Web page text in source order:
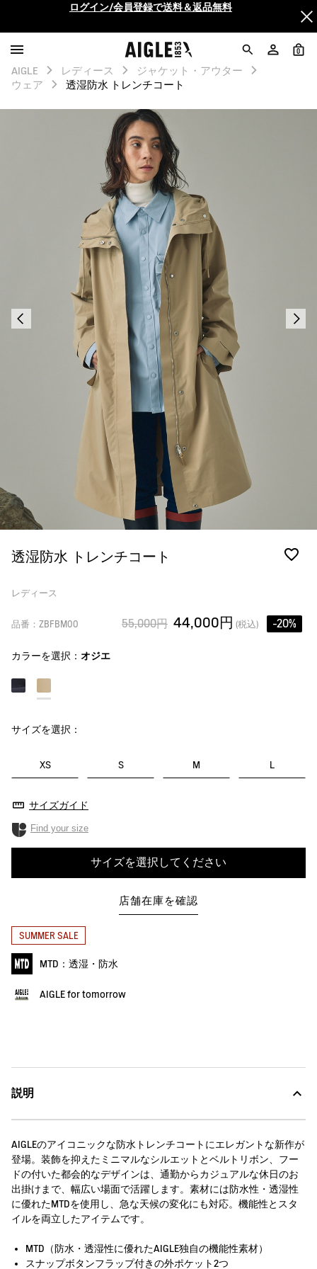
AIGLE CLUB ポイントサービス終了のお知らせ
【最大50%OFF】FINAL SALEがスタート！
ログイン/会員登録で送料＆返品無料
AIGLE CLUB ポイントサービス終了のお知らせ
0
AIGLE レディース
ジャケット・アウター
ウェア
透湿防水 トレンチコート
透湿防水 トレンチコート
レディース
品番：ZBFBM00 55,000円 44,000円 (税込) -20%
カラーを選択： オジエ
サイズを選択：
XS S M L
サイズガイド
Find your size
サイズを選択してください
店舗在庫を確認
SUMMER SALE
MTD：透湿・防水
AIGLE for tomorrow
説明
AIGLEのアイコニックな防水トレンチコートにエレガントな新作が
登場。装飾を抑えたミニマルなシルエットとベルトリボン、フー
ドの付いた都会的なデザインは、通勤からカジュアルな休日のお
出掛けまで、幅広い場面で活躍します。素材には防水性・透湿性
に優れたMTDを使用し、急な天候の変化にも対応。機能性とスタ
イルを両立したアイテムです。
MTD（防水・透湿性に優れたAIGLE独自の機能性素材）
スナップボタンフラップ付きの外ポケット2つ